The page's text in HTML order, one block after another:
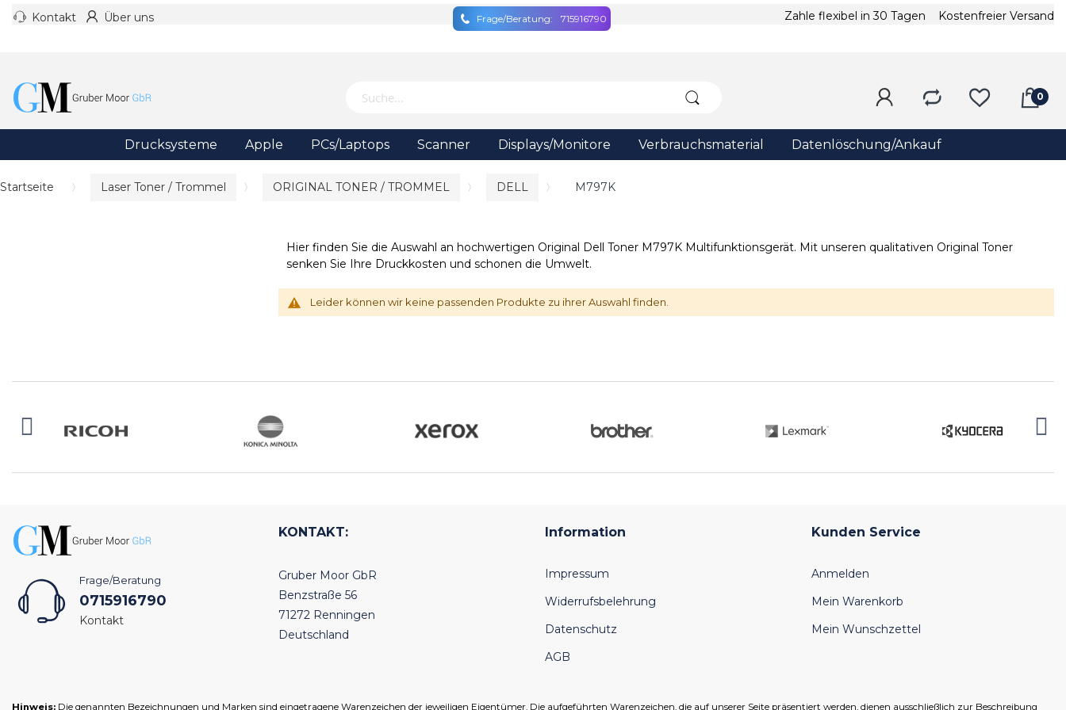
Kontakt Über uns Frage/Beratung: 715916790 Zahle flexibel in 30 Tagen Kostenfreier Versand
Drucksysteme Apple PCs/Laptops Scanner Displays/Monitore Verbrauchsmaterial Datenlöschung/Ankauf
Startseite Laser Toner / Trommel ORIGINAL TONER / TROMMEL DELL M797K
Hier finden Sie die Auswahl an hochwertigen Original Dell Toner M797K Multifunktionsgerät. Mit unseren qualitativen Original Toner
senken Sie Ihre Druckkosten und schonen die Umwelt.
Leider können wir keine passenden Produkte zu ihrer Auswahl finden.
Frage/Beratung
0715916790
Kontakt
KONTAKT:
Gruber Moor GbR
Benzstraße 56
71272 Renningen
Deutschland
Information
Impressum
Widerrufsbelehrung
Datenschutz
AGB
Kunden Service
Anmelden
Mein Warenkorb
Mein Wunschzettel
Hinweis: Die genannten Bezeichnungen und Marken sind eingetragene Warenzeichen der jeweiligen Eigentümer. Die aufgeführten Warenzeichen, die auf unserer Seite präsentiert werden, dienen ausschließlich zur Beschreibung